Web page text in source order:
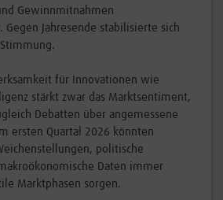
Gewinnmitnahmen
Gegen Jahresende stabilisierte sich
für Innovationen wie
stärkt zwar das Marktsentiment,
Debatten über angemessene
ersten Quartal 2026 könnten
politische
Daten immer
Marktphasen sorgen.